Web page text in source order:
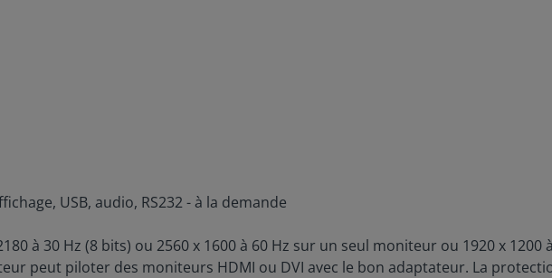
USB, audio, RS232 - à la demande
à 30 Hz (8 bits) ou 2560 x 1600 à 60 Hz sur un seul moniteur ou 1920 x 1200
peut piloter des moniteurs HDMI ou DVI avec le bon adaptateur. La